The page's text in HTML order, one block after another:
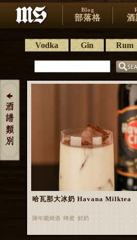
Blog
部落格 酒
Vodka Gin Rum
哈瓦那大冰奶 Havana Milktea
陳年蘭姆酒 蜂蜜 鮮奶